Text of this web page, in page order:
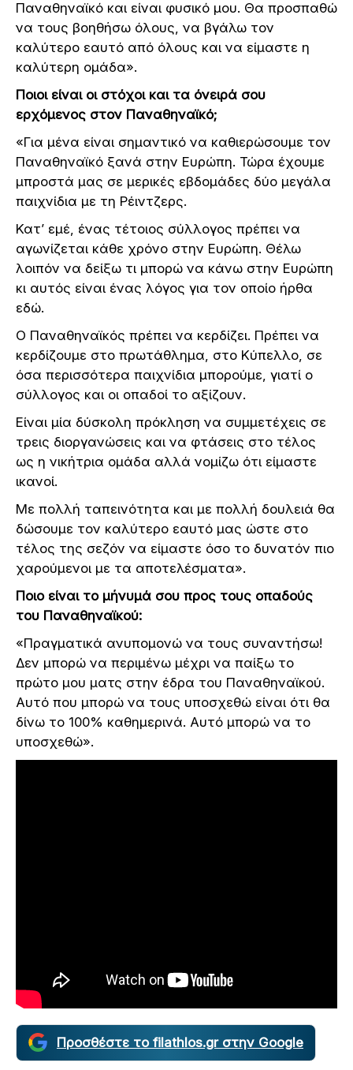
Παναθηναϊκό και είναι φυσικό μου. Θα προσπαθώ
να τους βοηθήσω όλους, να βγάλω τον
καλύτερο εαυτό από όλους και να είμαστε η
καλύτερη ομάδα».
Ποιοι είναι οι στόχοι και τα όνειρά σου
ερχόμενος στον Παναθηναϊκό;
«Για μένα είναι σημαντικό να καθιερώσουμε τον
Παναθηναϊκό ξανά στην Ευρώπη. Τώρα έχουμε
μπροστά μας σε μερικές εβδομάδες δύο μεγάλα
παιχνίδια με τη Ρέιντζερς.
Κατ’ εμέ, ένας τέτοιος σύλλογος πρέπει να
αγωνίζεται κάθε χρόνο στην Ευρώπη. Θέλω
λοιπόν να δείξω τι μπορώ να κάνω στην Ευρώπη
κι αυτός είναι ένας λόγος για τον οποίο ήρθα
εδώ.
Ο Παναθηναϊκός πρέπει να κερδίζει. Πρέπει να
κερδίζουμε στο πρωτάθλημα, στο Κύπελλο, σε
όσα περισσότερα παιχνίδια μπορούμε, γιατί ο
σύλλογος και οι οπαδοί το αξίζουν.
Είναι μία δύσκολη πρόκληση να συμμετέχεις σε
τρεις διοργανώσεις και να φτάσεις στο τέλος
ως η νικήτρια ομάδα αλλά νομίζω ότι είμαστε
ικανοί.
Με πολλή ταπεινότητα και με πολλή δουλειά θα
δώσουμε τον καλύτερο εαυτό μας ώστε στο
τέλος της σεζόν να είμαστε όσο το δυνατόν πιο
χαρούμενοι με τα αποτελέσματα».
Ποιο είναι το μήνυμά σου προς τους οπαδούς
του Παναθηναϊκού:
«Πραγματικά ανυπομονώ να τους συναντήσω!
Δεν μπορώ να περιμένω μέχρι να παίξω το
πρώτο μου ματς στην έδρα του Παναθηναϊκού.
Αυτό που μπορώ να τους υποσχεθώ είναι ότι θα
δίνω το 100% καθημερινά. Αυτό μπορώ να το
υποσχεθώ».
Προσθέστε το filathlos.gr στην Google